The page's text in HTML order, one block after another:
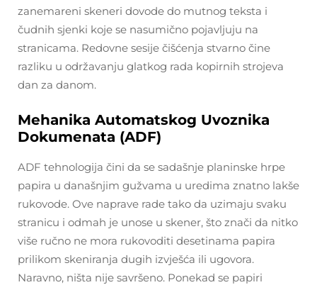
zanemareni skeneri dovode do mutnog teksta i
čudnih sjenki koje se nasumično pojavljuju na
stranicama. Redovne sesije čišćenja stvarno čine
razliku u održavanju glatkog rada kopirnih strojeva
dan za danom.
Mehanika Automatskog Uvoznika
Dokumenata (ADF)
ADF tehnologija čini da se sadašnje planinske hrpe
papira u današnjim gužvama u uredima znatno lakše
rukovode. Ove naprave rade tako da uzimaju svaku
stranicu i odmah je unose u skener, što znači da nitko
više ručno ne mora rukovoditi desetinama papira
prilikom skeniranja dugih izvješća ili ugovora.
Naravno, ništa nije savršeno. Ponekad se papiri